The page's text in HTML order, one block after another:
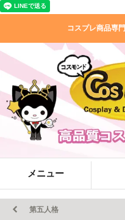
コスプレ商品専
メニュー
第五人格